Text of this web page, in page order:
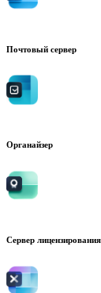
Почтовый сервер
Органайзер
Сервер лицензирования